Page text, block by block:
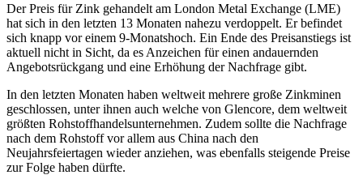
Der Preis für Zink gehandelt am London Metal Exchange (LME)
hat sich in den letzten 13 Monaten nahezu verdoppelt. Er befindet
sich knapp vor einem 9-Monatshoch. Ein Ende des Preisanstiegs ist
aktuell nicht in Sicht, da es Anzeichen für einen andauernden
Angebotsrückgang und eine Erhöhung der Nachfrage gibt.
In den letzten Monaten haben weltweit mehrere große Zinkminen
geschlossen, unter ihnen auch welche von Glencore, dem weltweit
größten Rohstoffhandelsunternehmen. Zudem sollte die Nachfrage
nach dem Rohstoff vor allem aus China nach den
Neujahrsfeiertagen wieder anziehen, was ebenfalls steigende Preise
zur Folge haben dürfte.